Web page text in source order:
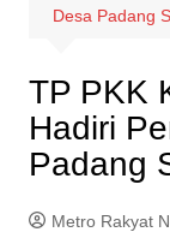
Desa Padang
TP PKK
Hadiri
Padang
Metro Rakyat